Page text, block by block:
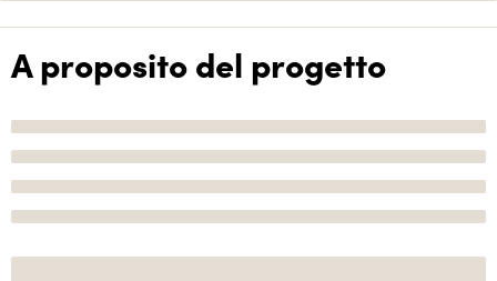
A proposito del progetto